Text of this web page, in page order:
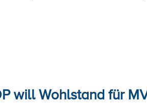
will Wohlstand für